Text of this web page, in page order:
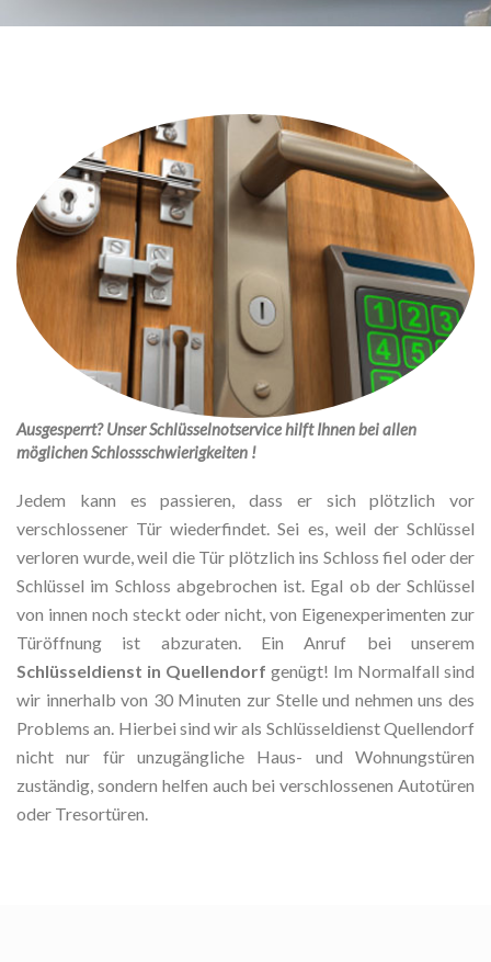
Ausgesperrt? Unser Schlüsselnotservice hilft Ihnen bei allen
möglichen Schlossschwierigkeiten !
Jedem kann es passieren, dass er sich plötzlich vor
verschlossener Tür wiederfindet. Sei es, weil der Schlüssel
verloren wurde, weil die Tür plötzlich ins Schloss fiel oder der
Schlüssel im Schloss abgebrochen ist. Egal ob der Schlüssel
von innen noch steckt oder nicht, von Eigenexperimenten zur
Türöffnung ist abzuraten. Ein Anruf bei unserem
Schlüsseldienst in Quellendorf genügt! Im Normalfall sind
wir innerhalb von 30 Minuten zur Stelle und nehmen uns des
Problems an. Hierbei sind wir als Schlüsseldienst Quellendorf
nicht nur für unzugängliche Haus- und Wohnungstüren
zuständig, sondern helfen auch bei verschlossenen Autotüren
oder Tresortüren.